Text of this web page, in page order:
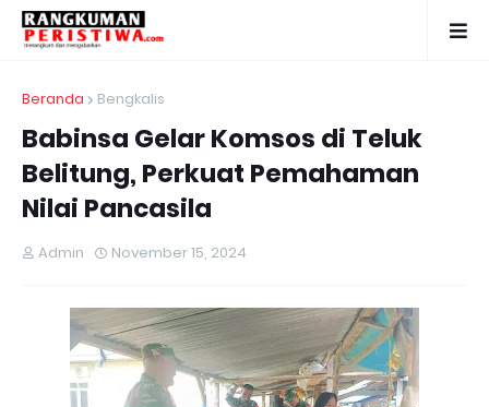
Beranda Bengkalis
Babinsa Gelar Komsos di Teluk
Belitung, Perkuat Pemahaman
Nilai Pancasila
Admin November 15, 2024